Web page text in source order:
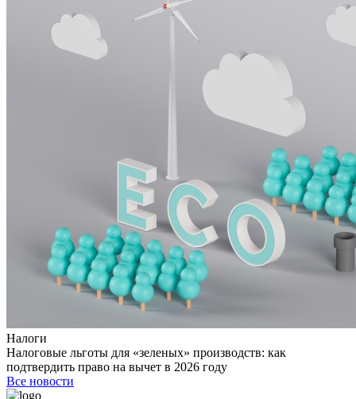
Налоги
Налоговые льготы для «зеленых» производств: как
подтвердить право на вычет в 2026 году
Все новости